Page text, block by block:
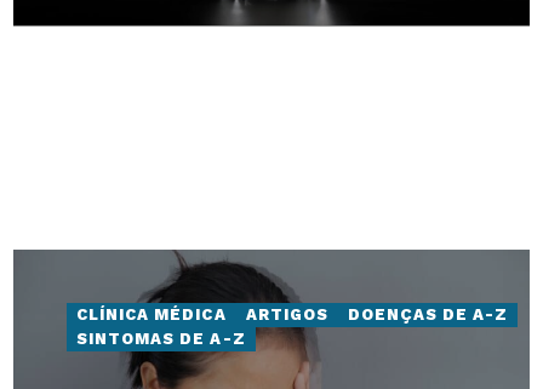
CLÍNICA MÉDICA ARTIGOS
DOENÇAS DE A-Z
SINTOMAS DE A-Z